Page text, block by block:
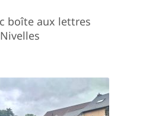
boîte aux lettres